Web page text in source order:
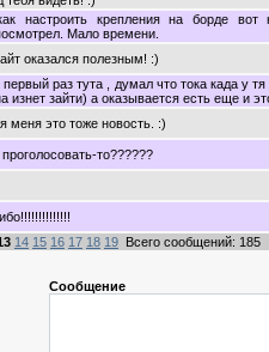
настроить крепления на борде вот
Мало времени.
оказался полезным! :)
раз тута , думал что тока када у
изнет зайти) а оказывается есть еще и
меня это тоже новость. :)
то??????
14 15 16 17 18 19 Всего сообщений: 185
Сообщение